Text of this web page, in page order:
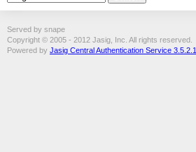
Served by snape
Copyright © 2005 - 2012 Jasig, Inc. All rights reserved.
Powered by Jasig Central Authentication Service 3.5.2.1